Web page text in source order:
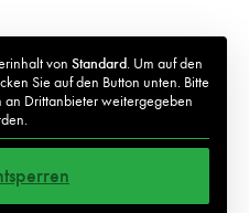
von Standard. Um auf den
Sie auf den Button unten. Bitte
an Drittanbieter weitergegeben